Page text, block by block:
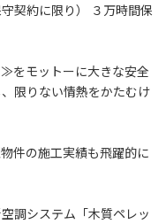
契約に限り） ３万時間保
をモットーに大きな安全
限りない情熱をかたむけ
件の施工実績も飛躍的に
調システム「木質ペレッ